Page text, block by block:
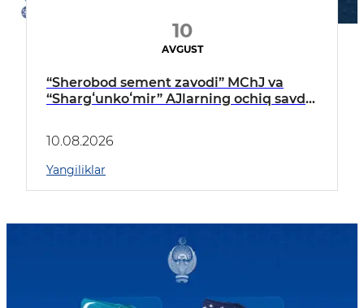
10
AVGUST
“Sherobod sement zavodi” MChJ va
“Shargʻunkoʻmir” AJlarning ochiq savdo
10.08.2026
Yangiliklar